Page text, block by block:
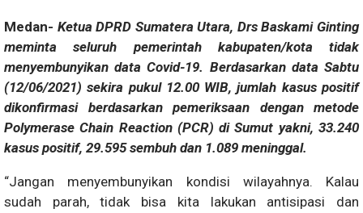
Medan- Ketua DPRD Sumatera Utara, Drs Baskami Ginting
meminta seluruh pemerintah kabupaten/kota tidak
menyembunyikan data Covid-19. Berdasarkan data Sabtu
(12/06/2021) sekira pukul 12.00 WIB, jumlah kasus positif
dikonfirmasi berdasarkan pemeriksaan dengan metode
Polymerase Chain Reaction (PCR) di Sumut yakni, 33.240
kasus positif, 29.595 sembuh dan 1.089 meninggal.
“Jangan menyembunyikan kondisi wilayahnya. Kalau
sudah parah, tidak bisa kita lakukan antisipasi dan